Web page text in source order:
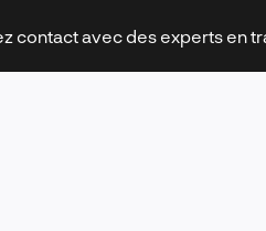
contact avec des experts en